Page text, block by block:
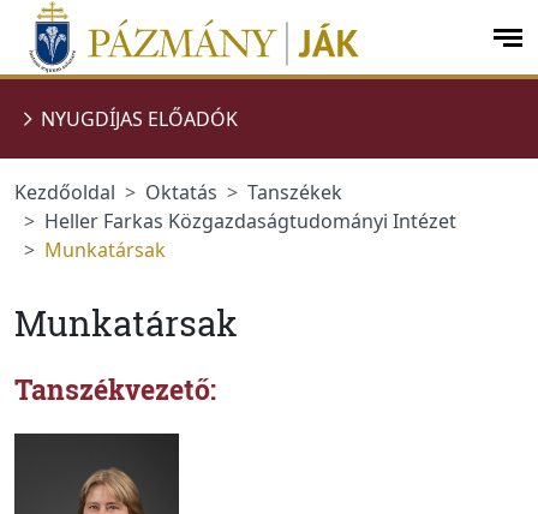
Ugrás a menüre
Ugrás a tartalomra
NYUGDÍJAS ELŐADÓK
Kezdőoldal Oktatás
Tanszékek
Heller Farkas Közgazdaságtudományi Intézet
Munkatársak
Munkatársak
Tanszékvezető: